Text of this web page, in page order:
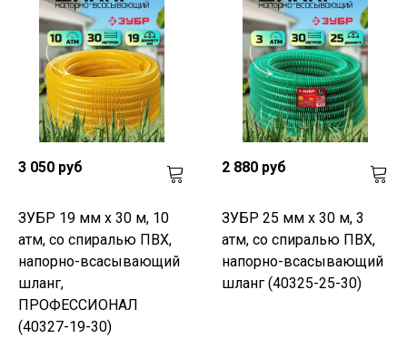
3 050 руб
ЗУБР 19 мм x 30 м, 10
атм, со спиралью ПВХ,
напорно-всасывающий
шланг,
ПРОФЕССИОНАЛ
(40327-19-30)
2 880 руб
ЗУБР 25 мм x 30 м, 3
атм, со спиралью ПВХ,
напорно-всасывающий
шланг (40325-25-30)